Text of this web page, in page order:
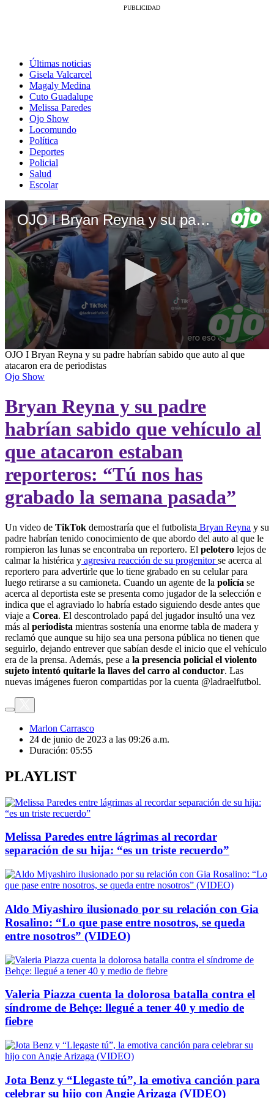
Últimas noticias
Gisela Valcarcel
Magaly Medina
Cuto Guadalupe
Melissa Paredes
Ojo Show
Locomundo
Política
Deportes
Policial
Salud
Escolar
OJO I Bryan Reyna y su padre habrían sabido que auto al que atacaron era de periodistas
0
seconds
of
5
55
seconds
OJO I Bryan Reyna y su padre habrían sabido que auto al que
atacaron era de periodistas
Ojo Show
Bryan Reyna y su padre
habrían sabido que vehículo al
que atacaron estaban
reporteros: “Tú nos has
grabado la semana pasada”
Un video de TikTok demostraría que el futbolista Bryan Reyna y su
padre habrían tenido conocimiento de que abordo del auto al que le
rompieron las lunas se encontraba un reportero. El pelotero lejos de
calmar la histérica y agresiva reacción de su progenitorse acerca al
reportero para advertirle que lo tiene grabado en su celular para
luego retirarse a su camioneta. Cuando un agente de la policía se
acerca al deportista este se presenta como jugador de la selección e
indica que el agraviado lo habría estado siguiendo desde antes que
viaje a Corea. El descontrolado papá del jugador insultó una vez
más al periodista mientras sostenía una enorme tabla de madera y
reclamó que aunque su hijo sea una persona pública no tienen que
seguirlo, dejando entrever que sabían desde el inicio que el vehículo
era de la prensa. Además, pese a la presencia policial el violento
sujeto intentó quitarle la llaves del carro al conductor. Las
nuevas imágenes fueron compartidas por la cuenta @ladraelfutbol.
Marlon Carrasco
24 de junio de 2023 a las 09:26 a.m.
Duración: 05:55
PLAYLIST
Melissa Paredes entre lágrimas al recordar
separación de su hija: “es un triste recuerdo”
Aldo Miyashiro ilusionado por su relación con Gia
Rosalino: “Lo que pase entre nosotros, se queda
entre nosotros” (VIDEO)
Valeria Piazza cuenta la dolorosa batalla contra el
síndrome de Behçe: llegué a tener 40 y medio de
fiebre
Jota Benz y “Llegaste tú”, la emotiva canción para
celebrar su hijo con Angie Arizaga (VIDEO)